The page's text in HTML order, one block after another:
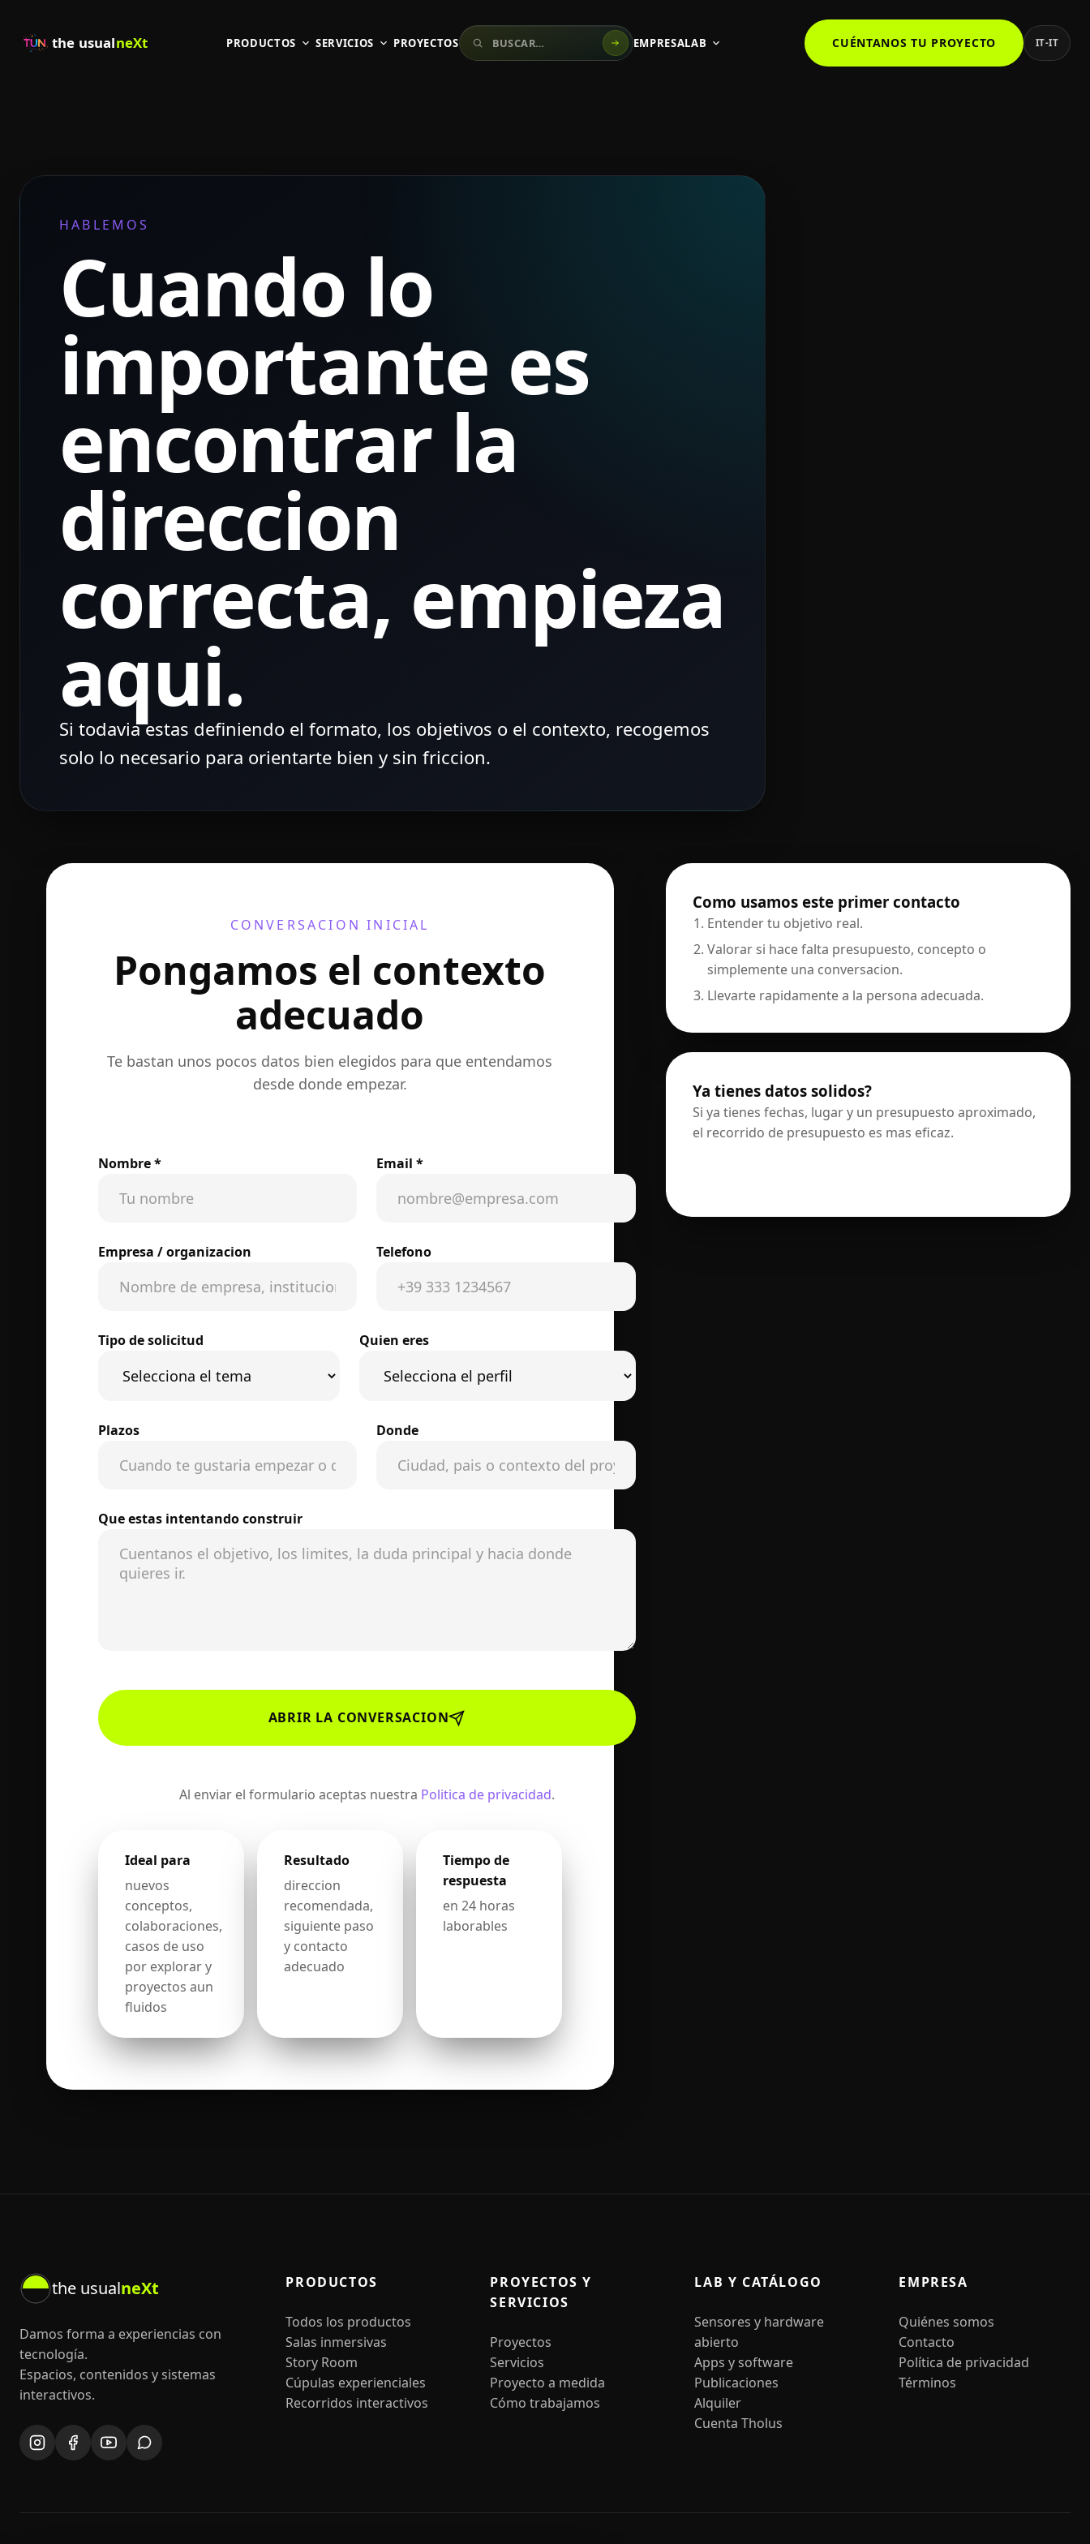
the usualneXt PRODUCTOS SERVICIOS PROYECTOSBuscar en el sitio EMPRESALAB CUÉNTANOS TU PROYECTO IT-IT
HABLEMOS
Cuando lo
importante es
encontrar la
direccion
correcta, empieza
aqui.
Si todavia estas definiendo el formato, los objetivos o el contexto, recogemos
solo lo necesario para orientarte bien y sin friccion.
CONVERSACION INICIAL
Pongamos el contexto
adecuado
Te bastan unos pocos datos bien elegidos para que entendamos
desde donde empezar.
Nombre * Email *
Empresa / organizacion Telefono
Tipo de solicitud Quien eres
Plazos Donde
Que estas intentando construir
ABRIR LA CONVERSACION
Al enviar el formulario aceptas nuestra Politica de privacidad.
Ideal para
nuevos
conceptos,
colaboraciones,
casos de uso
por explorar y
proyectos aun
fluidos
Resultado
direccion
recomendada,
siguiente paso
y contacto
adecuado
Tiempo de
respuesta
en 24 horas
laborables
Como usamos este primer contacto
Entender tu objetivo real.
Valorar si hace falta presupuesto, concepto o
simplemente una conversacion.
Llevarte rapidamente a la persona adecuada.
Ya tienes datos solidos?
Si ya tienes fechas, lugar y un presupuesto aproximado,
el recorrido de presupuesto es mas eficaz.
the usualneXt
Damos forma a experiencias con
tecnología.
Espacios, contenidos y sistemas
interactivos.
PRODUCTOS
Todos los productos
Salas inmersivas
Story Room
Cúpulas experienciales
Recorridos interactivos
PROYECTOS Y
SERVICIOS
Proyectos
Servicios
Proyecto a medida
Cómo trabajamos
LAB Y CATÁLOGO
Sensores y hardware
abierto
Apps y software
Publicaciones
Alquiler
Cuenta Tholus
EMPRESA
Quiénes somos
Contacto
Política de privacidad
Términos